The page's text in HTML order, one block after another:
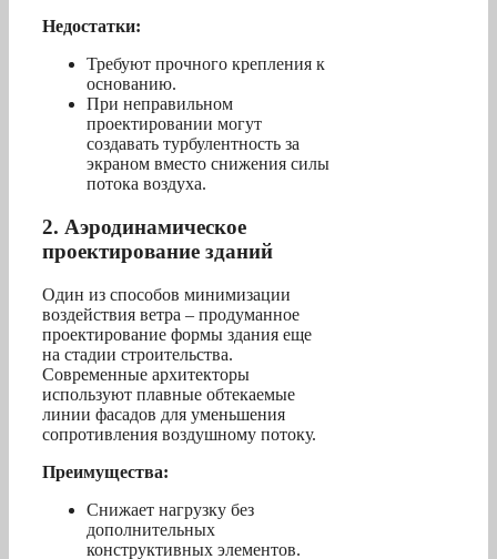
Недостатки:
Требуют прочного крепления к
основанию.
При неправильном
проектировании могут
создавать турбулентность за
экраном вместо снижения силы
потока воздуха.
2. Аэродинамическое
проектирование зданий
Один из способов минимизации
воздействия ветра – продуманное
проектирование формы здания еще
на стадии строительства.
Современные архитекторы
используют плавные обтекаемые
линии фасадов для уменьшения
сопротивления воздушному потоку.
Преимущества:
Снижает нагрузку без
дополнительных
конструктивных элементов.